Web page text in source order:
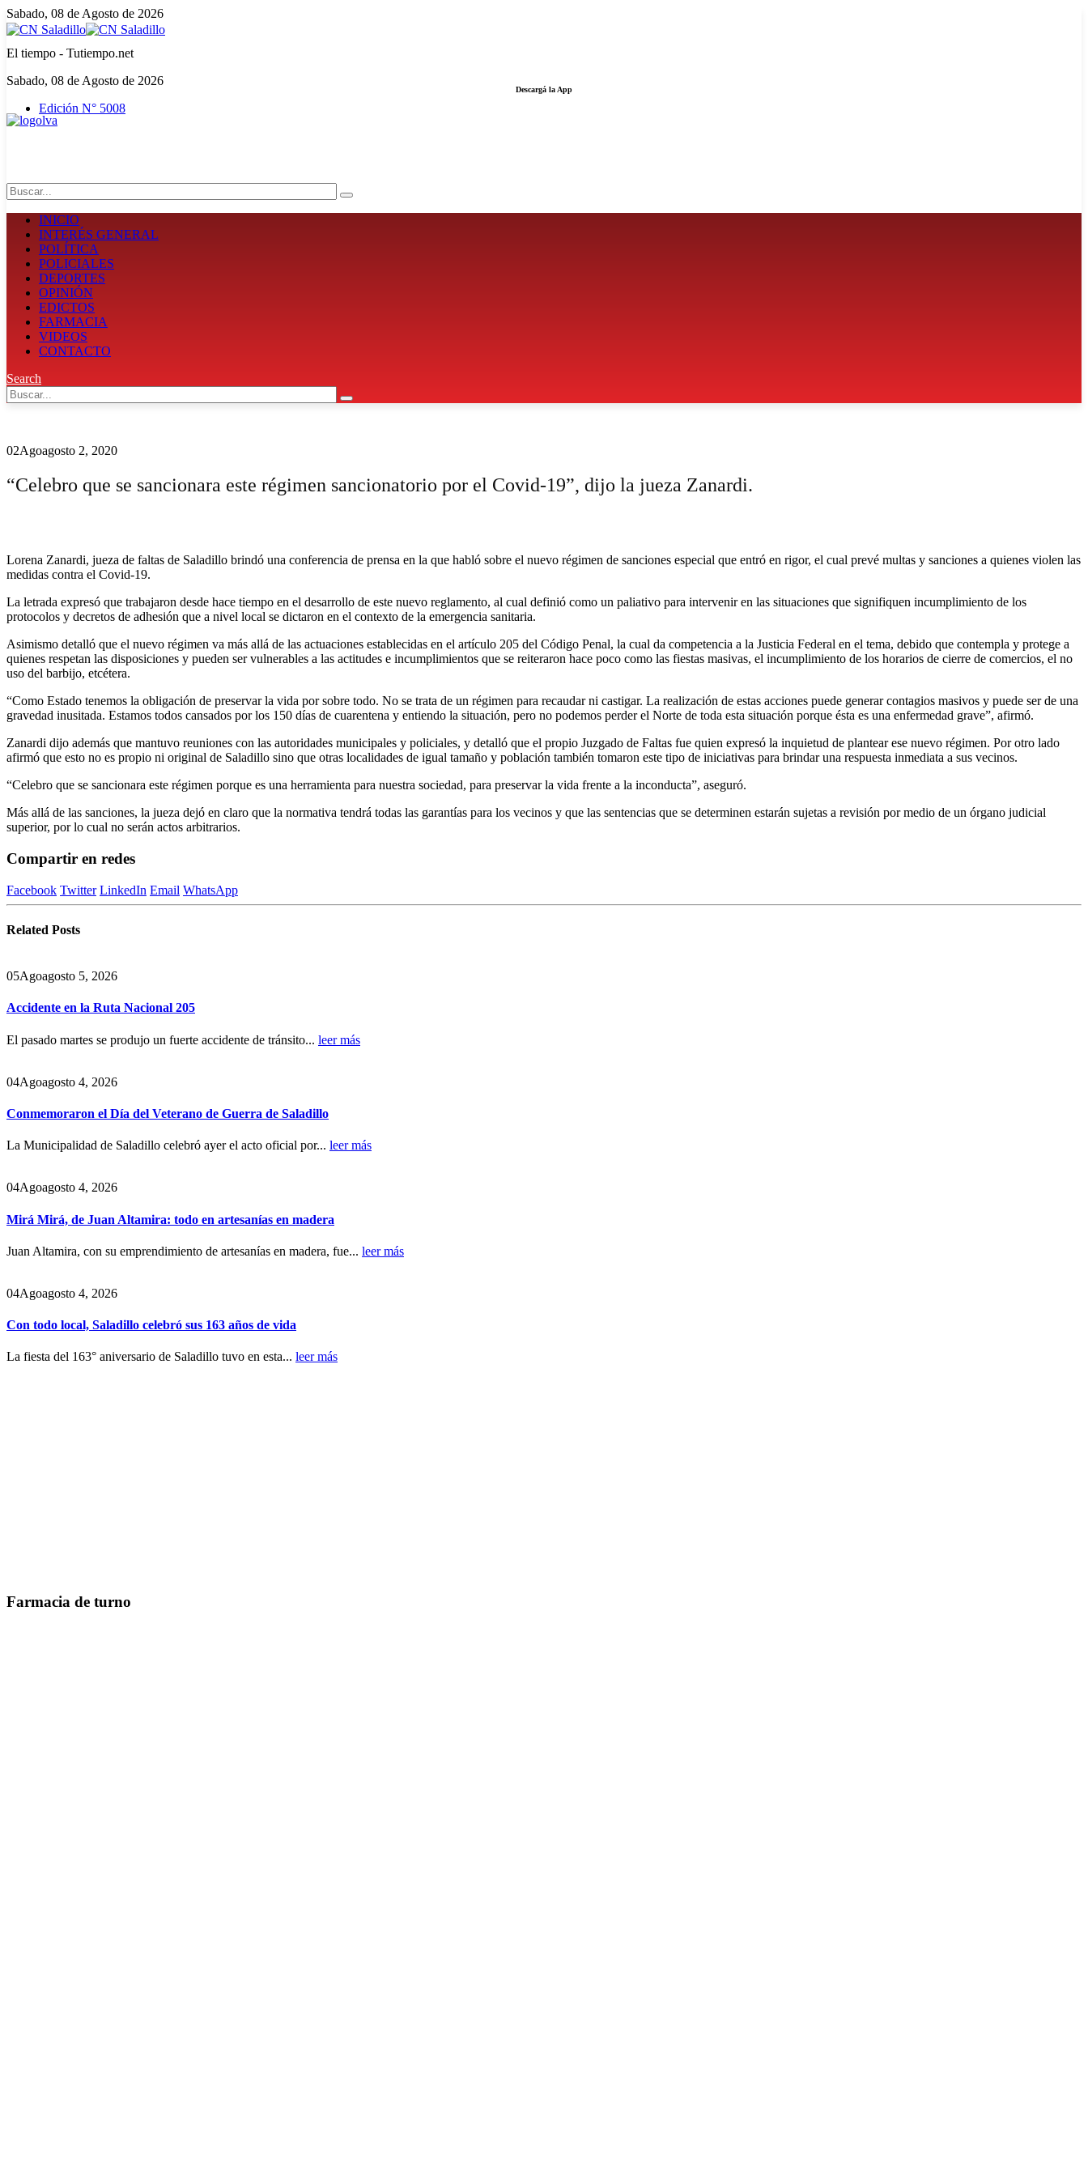
Sabado, 08 de Agosto de 2026
El tiempo - Tutiempo.net
Sabado, 08 de Agosto de 2026
Edición N° 5008
Descargá la App
INICIO
INTERÉS GENERAL
POLÍTICA
POLICIALES
DEPORTES
OPINIÓN
EDICTOS
FARMACIA
VIDEOS
CONTACTO
Search
02Agoagosto 2, 2020
“Celebro que se sancionara este régimen sancionatorio por el Covid-19”, dijo la jueza Zanardi.
Lorena Zanardi, jueza de faltas de Saladillo brindó una conferencia de prensa en la que habló sobre el nuevo régimen de sanciones especial que entró en rigor, el cual prevé multas y sanciones a quienes violen las
medidas contra el Covid-19.
La letrada expresó que trabajaron desde hace tiempo en el desarrollo de este nuevo reglamento, al cual definió como un paliativo para intervenir en las situaciones que signifiquen incumplimiento de los
protocolos y decretos de adhesión que a nivel local se dictaron en el contexto de la emergencia sanitaria.
Asimismo detalló que el nuevo régimen va más allá de las actuaciones establecidas en el artículo 205 del Código Penal, la cual da competencia a la Justicia Federal en el tema, debido que contempla y protege a
quienes respetan las disposiciones y pueden ser vulnerables a las actitudes e incumplimientos que se reiteraron hace poco como las fiestas masivas, el incumplimiento de los horarios de cierre de comercios, el no
uso del barbijo, etcétera.
“Como Estado tenemos la obligación de preservar la vida por sobre todo. No se trata de un régimen para recaudar ni castigar. La realización de estas acciones puede generar contagios masivos y puede ser de una
gravedad inusitada. Estamos todos cansados por los 150 días de cuarentena y entiendo la situación, pero no podemos perder el Norte de toda esta situación porque ésta es una enfermedad grave”, afirmó.
Zanardi dijo además que mantuvo reuniones con las autoridades municipales y policiales, y detalló que el propio Juzgado de Faltas fue quien expresó la inquietud de plantear ese nuevo régimen. Por otro lado
afirmó que esto no es propio ni original de Saladillo sino que otras localidades de igual tamaño y población también tomaron este tipo de iniciativas para brindar una respuesta inmediata a sus vecinos.
“Celebro que se sancionara este régimen porque es una herramienta para nuestra sociedad, para preservar la vida frente a la inconducta”, aseguró.
Más allá de las sanciones, la jueza dejó en claro que la normativa tendrá todas las garantías para los vecinos y que las sentencias que se determinen estarán sujetas a revisión por medio de un órgano judicial
superior, por lo cual no serán actos arbitrarios.
Compartir en redes
Facebook Twitter LinkedIn Email WhatsApp
Related Posts
05Agoagosto 5, 2026
Accidente en la Ruta Nacional 205
El pasado martes se produjo un fuerte accidente de tránsito... leer más
04Agoagosto 4, 2026
Conmemoraron el Día del Veterano de Guerra de Saladillo
La Municipalidad de Saladillo celebró ayer el acto oficial por... leer más
04Agoagosto 4, 2026
Mirá Mirá, de Juan Altamira: todo en artesanías en madera
Juan Altamira, con su emprendimiento de artesanías en madera, fue... leer más
04Agoagosto 4, 2026
Con todo local, Saladillo celebró sus 163 años de vida
La fiesta del 163° aniversario de Saladillo tuvo en esta... leer más
Farmacia de turno